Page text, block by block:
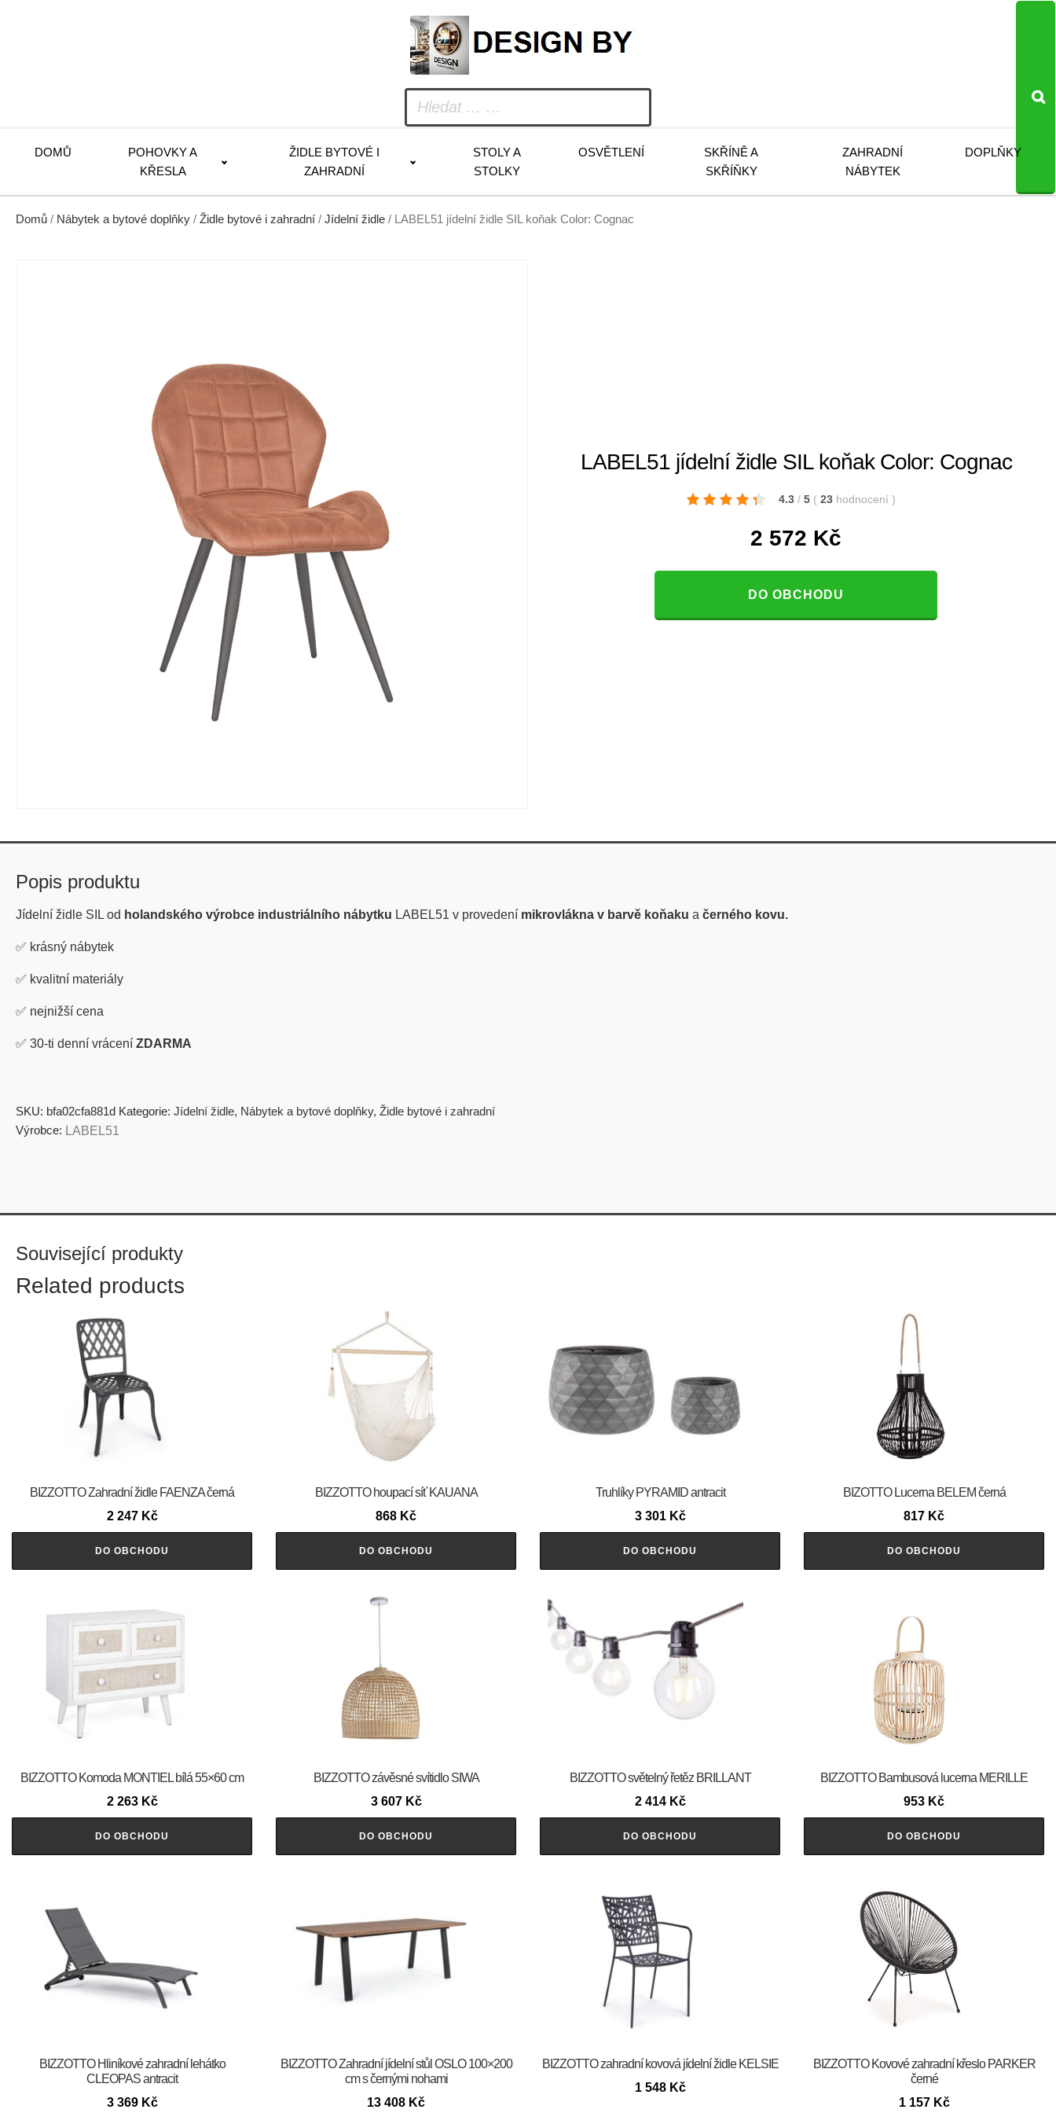
DOMŮ
POHOVKY A
KŘESLA
ŽIDLE BYTOVÉ I
ZAHRADNÍ
STOLY A
STOLKY
OSVĚTLENÍ
SKŘÍNĚ A
SKŘÍŇKY
ZAHRADNÍ
NÁBYTEK
DOPLŇKY
Domů / Nábytek a bytové doplňky / Židle bytové i zahradní / Jídelní židle / LABEL51 jídelní židle SIL koňak Color: Cognac
LABEL51 jídelní židle SIL koňak Color: Cognac
4.3 / 5 ( 23 hodnocení )
2 572 Kč
DO OBCHODU
Popis produktu
Jídelní židle SIL od holandského výrobce industriálního nábytku LABEL51 v provedení mikrovlákna v barvě koňaku a černého kovu.
✅ krásný nábytek
✅ kvalitní materiály
✅ nejnižší cena
✅ 30-ti denní vrácení ZDARMA
SKU: bfa02cfa881d Kategorie: Jídelní židle, Nábytek a bytové doplňky, Židle bytové i zahradní
Výrobce: LABEL51
Související produkty
Related products
BIZZOTTO Zahradní židle FAENZA černá
2 247 Kč
DO OBCHODU
BIZZOTTO houpací síť KAUANA
868 Kč
DO OBCHODU
Truhlíky PYRAMID antracit
3 301 Kč
DO OBCHODU
BIZOTTO Lucerna BELEM černá
817 Kč
DO OBCHODU
BIZZOTTO Komoda MONTIEL bílá 55×60 cm
2 263 Kč
DO OBCHODU
BIZZOTTO závěsné svítidlo SIWA
3 607 Kč
DO OBCHODU
BIZZOTTO světelný řetěz BRILLANT
2 414 Kč
DO OBCHODU
BIZZOTTO Bambusová lucerna MERILLE
953 Kč
DO OBCHODU
BIZZOTTO Hliníkové zahradní lehátko
CLEOPAS antracit
3 369 Kč
BIZZOTTO Zahradní jídelní stůl OSLO 100×200
cm s černými nohami
13 408 Kč
BIZZOTTO zahradní kovová jídelní židle KELSIE
1 548 Kč
BIZZOTTO Kovové zahradní křeslo PARKER
černé
1 157 Kč